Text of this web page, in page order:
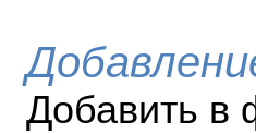
Добавить в